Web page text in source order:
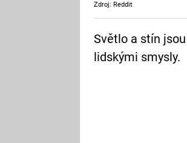
Zdroj: Reddit
Světlo a stín
lidskými smysly.